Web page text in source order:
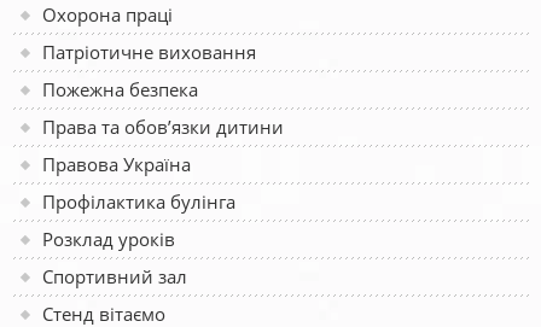
Охорона праці
Патріотичне виховання
Пожежна безпека
Права та обов’язки дитини
Правова Україна
Профілактика булінга
Розклад уроків
Спортивний зал
Стенд вітаємо